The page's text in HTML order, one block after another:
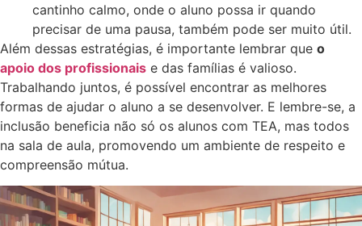
cantinho calmo, onde o aluno possa ir quando
precisar de uma pausa, também pode ser muito útil.
Além dessas estratégias, é importante lembrar que o
apoio dos profissionais e das famílias é valioso.
Trabalhando juntos, é possível encontrar as melhores
formas de ajudar o aluno a se desenvolver. E lembre-se, a
inclusão beneficia não só os alunos com TEA, mas todos
na sala de aula, promovendo um ambiente de respeito e
compreensão mútua.